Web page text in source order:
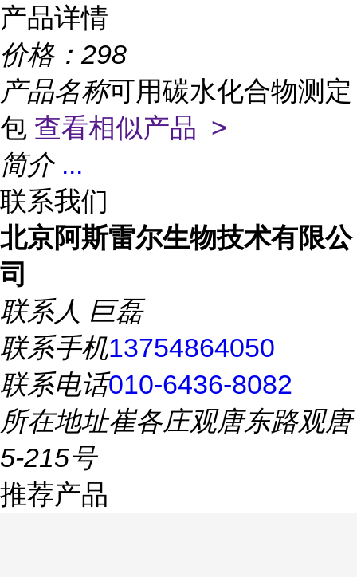
产品详情
价格： 298
产品名称可用碳水化合物测定
包 查看相似产品 >
简介 ...
联系我们
北京阿斯雷尔生物技术有限公
司
联系人 巨磊
联系手机13754864050
联系电话010-6436-8082
所在地址崔各庄观唐东路观唐
5-215号
推荐产品